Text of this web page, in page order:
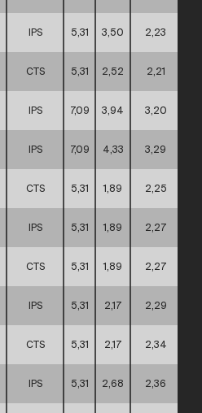
IPS 5,31 3,50 2,23
CTS 5,31 2,52 2,21
IPS 7,09 3,94 3,20
IPS 7,09 4,33 3,29
CTS 5,31 1,89 2,25
IPS 5,31 1,89 2,27
CTS 5,31 1,89 2,27
IPS 5,31 2,17 2,29
CTS 5,31 2,17 2,34
IPS 5,31 2,68 2,36